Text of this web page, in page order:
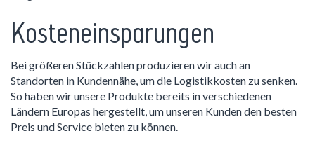
Kosteneinsparungen
Bei größeren Stückzahlen produzieren wir auch an
Standorten in Kundennähe, um die Logistikkosten zu senken.
So haben wir unsere Produkte bereits in verschiedenen
Ländern Europas hergestellt, um unseren Kunden den besten
Preis und Service bieten zu können.